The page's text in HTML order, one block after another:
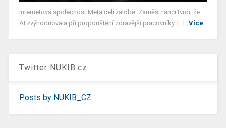
Internetová společnost Meta čelí žalobě. Zaměstnanci tvrdí, že
AI zvýhodňovala při propouštění zdravější pracovníky. [...]
Více
Twitter NUKIB.cz
Posts by NUKIB_CZ